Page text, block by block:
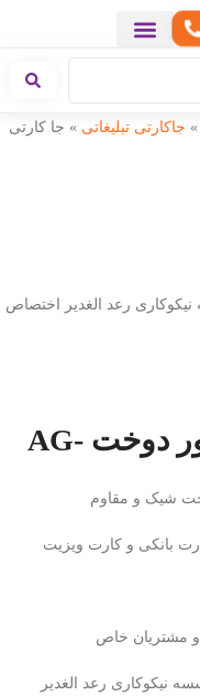
» جاکارتی تبلیغاتی » جا کارتی
رعد الغدیر اختصاص
جا کارتی چرمی شیک دور دوخت AG-
شیک و مقاوم
بانکی و کارت ویزیت
و مشتریان خاص
نیکوکاری رعد الغدیر